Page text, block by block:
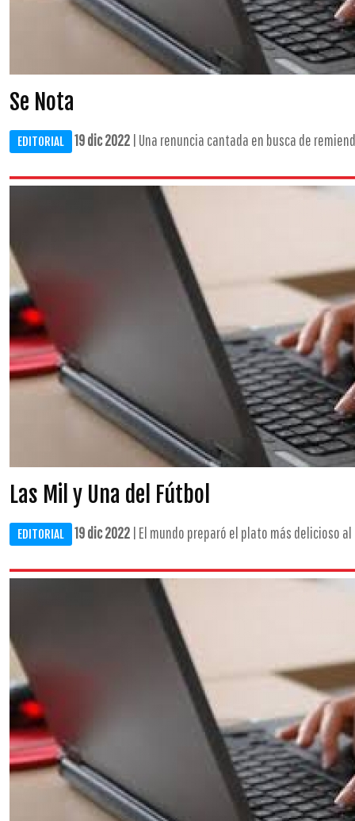
Se Nota
EDITORIAL 19 dic 2022 | Una renuncia cantada en busca de
Las Mil y Una del Fútbol
EDITORIAL 19 dic 2022 | El mundo preparó el plato más delicioso